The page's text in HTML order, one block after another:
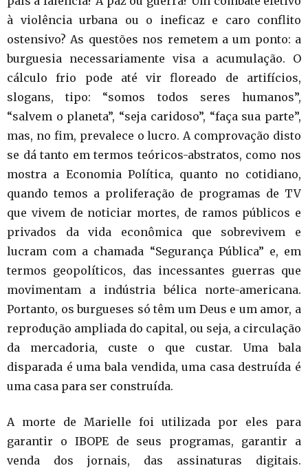
à violência urbana ou o ineficaz e caro conflito
ostensivo? As questões nos remetem a um ponto: a
burguesia necessariamente visa a acumulação. O
cálculo frio pode até vir floreado de artifícios,
slogans, tipo: “somos todos seres humanos”,
“salvem o planeta”, “seja caridoso”, “faça sua parte”,
mas, no fim, prevalece o lucro. A comprovação disto
se dá tanto em termos teóricos-abstratos, como nos
mostra a Economia Política, quanto no cotidiano,
quando temos a proliferação de programas de TV
que vivem de noticiar mortes, de ramos públicos e
privados da vida econômica que sobrevivem e
lucram com a chamada “Segurança Pública” e, em
termos geopolíticos, das incessantes guerras que
movimentam a indústria bélica norte-americana.
Portanto, os burgueses só têm um Deus e um amor, a
reprodução ampliada do capital, ou seja, a circulação
da mercadoria, custe o que custar. Uma bala
disparada é uma bala vendida, uma casa destruída é
uma casa para ser construída.
A morte de Marielle foi utilizada por eles para
garantir o IBOPE de seus programas, garantir a
venda dos jornais, das assinaturas digitais.